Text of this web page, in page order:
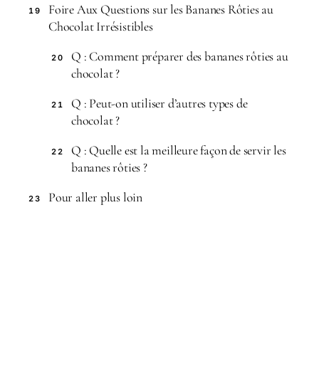
19
Foire Aux Questions sur les Bananes Rôties au
Chocolat Irrésistibles
20
Q : Comment préparer des bananes rôties au
chocolat ?
21
Q : Peut-on utiliser d’autres types de
chocolat ?
22
Q : Quelle est la meilleure façon de servir les
bananes rôties ?
23 Pour aller plus loin